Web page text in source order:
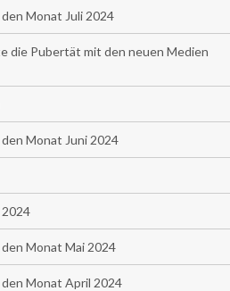
Monat Juli 2024
die Pubertät mit den neuen Medien
Monat Juni 2024
Monat Mai 2024
Monat April 2024